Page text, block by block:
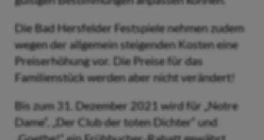
Die Bad Hersfelder Festspiele nehmen zudem
wegen der allgemein steigenden Kosten eine
Preiserhöhung vor. Die Preise für das
Familienstück werden aber nicht verändert!
Bis zum 31. Dezember 2021 wird für „Notre
Dame“, „Der Club der toten Dichter“ und